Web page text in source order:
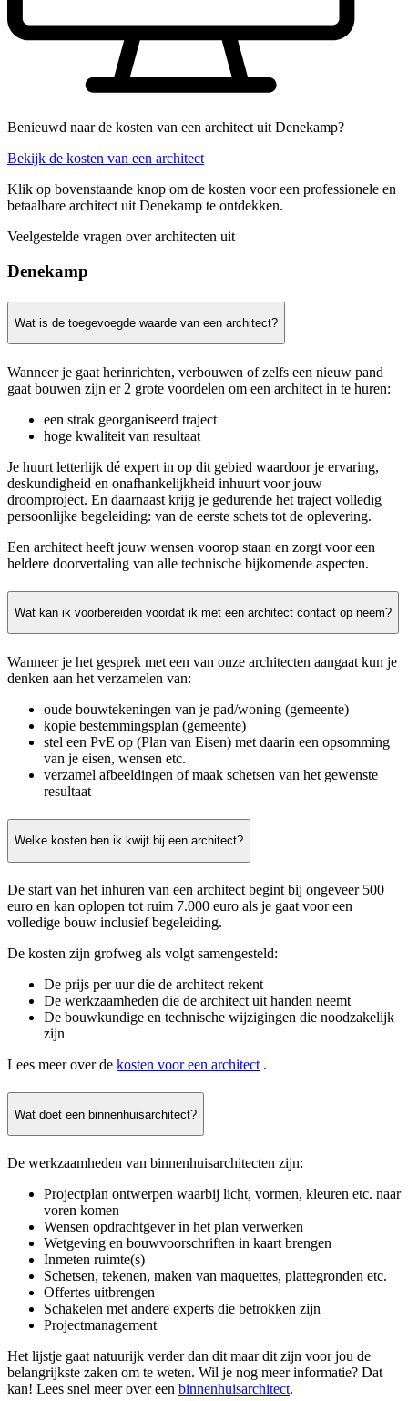
Benieuwd naar de kosten van een architect uit Denekamp?
Bekijk de kosten van een architect
Klik op bovenstaande knop om de kosten voor een professionele en
betaalbare architect uit Denekamp te ontdekken.
Veelgestelde vragen over architecten uit
Denekamp
Wat is de toegevoegde waarde van een architect?
Wanneer je gaat herinrichten, verbouwen of zelfs een nieuw pand
gaat bouwen zijn er 2 grote voordelen om een architect in te huren:
een strak georganiseerd traject
hoge kwaliteit van resultaat
Je huurt letterlijk dé expert in op dit gebied waardoor je ervaring,
deskundigheid en onafhankelijkheid inhuurt voor jouw
droomproject. En daarnaast krijg je gedurende het traject volledig
persoonlijke begeleiding: van de eerste schets tot de oplevering.
Een architect heeft jouw wensen voorop staan en zorgt voor een
heldere doorvertaling van alle technische bijkomende aspecten.
Wat kan ik voorbereiden voordat ik met een architect contact op neem?
Wanneer je het gesprek met een van onze architecten aangaat kun je
denken aan het verzamelen van:
oude bouwtekeningen van je pad/woning (gemeente)
kopie bestemmingsplan (gemeente)
stel een PvE op (Plan van Eisen) met daarin een opsomming
van je eisen, wensen etc.
verzamel afbeeldingen of maak schetsen van het gewenste
resultaat
Welke kosten ben ik kwijt bij een architect?
De start van het inhuren van een architect begint bij ongeveer 500
euro en kan oplopen tot ruim 7.000 euro als je gaat voor een
volledige bouw inclusief begeleiding.
De kosten zijn grofweg als volgt samengesteld:
De prijs per uur die de architect rekent
De werkzaamheden die de architect uit handen neemt
De bouwkundige en technische wijzigingen die noodzakelijk
zijn
Lees meer over de kosten voor een architect .
Wat doet een binnenhuisarchitect?
De werkzaamheden van binnenhuisarchitecten zijn:
Projectplan ontwerpen waarbij licht, vormen, kleuren etc. naar
voren komen
Wensen opdrachtgever in het plan verwerken
Wetgeving en bouwvoorschriften in kaart brengen
Inmeten ruimte(s)
Schetsen, tekenen, maken van maquettes, plattegronden etc.
Offertes uitbrengen
Schakelen met andere experts die betrokken zijn
Projectmanagement
Het lijstje gaat natuurijk verder dan dit maar dit zijn voor jou de
belangrijkste zaken om te weten. Wil je nog meer informatie? Dat
kan! Lees snel meer over een binnenhuisarchitect.